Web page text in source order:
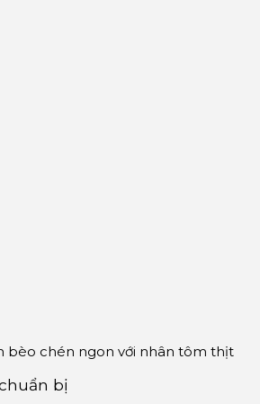
bèo chén ngon với nhân tôm thịt
bị